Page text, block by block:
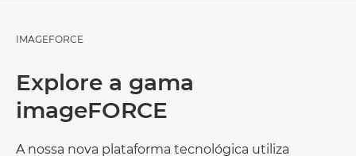
IMAGEFORCE
Explore a gama
imageFORCE
A nossa nova plataforma tecnológica utiliza